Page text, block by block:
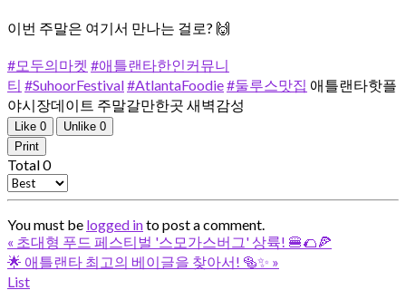
​이번 주말은 여기서 만나는 걸로? 🙌
#모두의마켓 #애틀랜타한인커뮤니
티 #SuhoorFestival#AtlantaFoodie#둘루스맛집 애틀랜타핫플
야시장데이트 주말갈만한곳 새벽감성
Like 0 Unlike 0
Print
Total0
You must be logged into post a comment.
« 초대형 푸드 페스티벌 '스모가스버그' 상륙! 🍔🌮🍕
🌟 애틀랜타 최고의 베이글을 찾아서! 🥯✨ »
List